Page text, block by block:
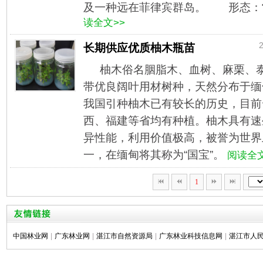
及一种远在菲律宾群岛。 形态：
读全文>>
长期供应优质柚木瓶苗
柚木俗名胭脂木、血树、麻栗、
带优良阔叶用材树种，天然分布于
我国引种柚木已有较长的历史，目
西、福建等省均有种植。柚木具有
异性能，利用价值极高，被誉为世
一，在缅甸将其称为“国宝”。
阅读全
1
中国林业网 广东林业网 湛江市自然资源局 广东林业科技信息网 湛江市人